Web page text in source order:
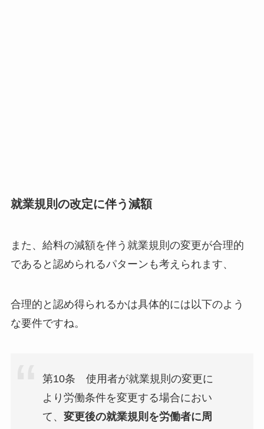
就業規則の改定に伴う減額
また、給料の減額を伴う就業規則の変更が合理的
であると認められるパターンも考えられます、
合理的と認め得られるかは具体的には以下のよう
な要件ですね。
第10条 使用者が就業規則の変更に
より労働条件を変更する場合におい
て、 変更後の就業規則を労働者に周